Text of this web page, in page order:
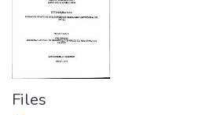
Files